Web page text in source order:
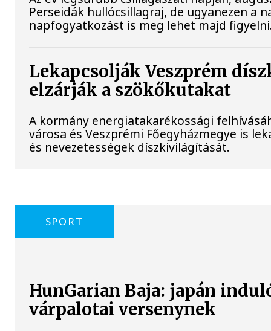
Perseidák hullócsillagraj, de ugyanezen a
napfogyatkozást is meg lehet majd
Lekapcsolják Veszprém
elzárják a szökőkutakat
A kormány energiatakarékossági
városa és Veszprémi Főegyházmegye is
és nevezetességek díszkivilágítását.
SPORT
HunGarian Baja: japán
várpalotai versenynek